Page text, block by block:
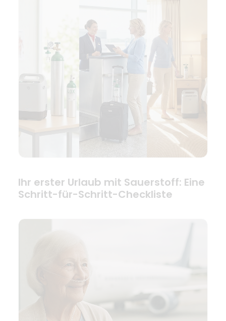
Ihr erster Urlaub mit Sauerstoff: Eine
Schritt-für-Schritt-Checkliste